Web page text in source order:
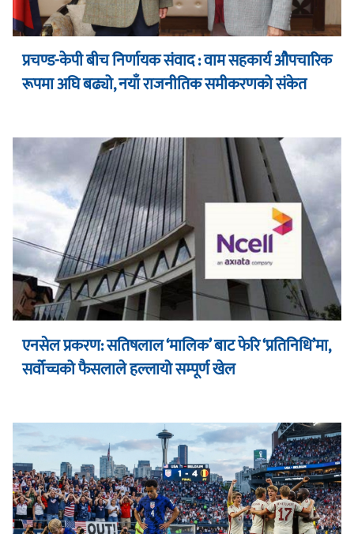
प्रचण्ड-केपी बीच निर्णायक संवाद : वाम सहकार्य औपचारिक
रूपमा अघि बढ्यो, नयाँ राजनीतिक समीकरणको संकेत
एनसेल प्रकरण: सतिषलाल ‘मालिक’ बाट फेरि ‘प्रतिनिधि’मा,
सर्वोच्चको फैसलाले हल्लायो सम्पूर्ण खेल